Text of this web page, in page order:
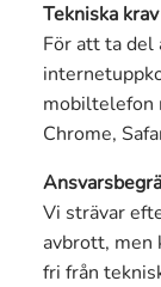
Tekniska krav
För att ta del
mobiltelefon
Chrome,
Vi strävar
avbrott, men
fri från